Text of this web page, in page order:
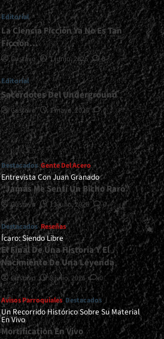
Editorial
La Ciencia Ficción Ya No Es Tan
Ficción…
Gustavo 1 junio, 2026 0
Editorial
Sacerdotes Del Underground
Gustavo 1 mayo, 2026 0
Destacados Gente Del Acero
Entrevista Con Juan Granado
“Jamás Me Sentí Un Bicho Raro”
Gustavo 13 julio, 2026 0
Destacados Reseñas
Ícaro: Siendo Libre
El Final De Una Historia Y El
Nacimiento De Una Leyenda
Gustavo 8 julio, 2026 0
Avisos Parroquiales Destacados
Un Recorrido Histórico Sobre Su Material
En Vivo
Mortification En Vivo